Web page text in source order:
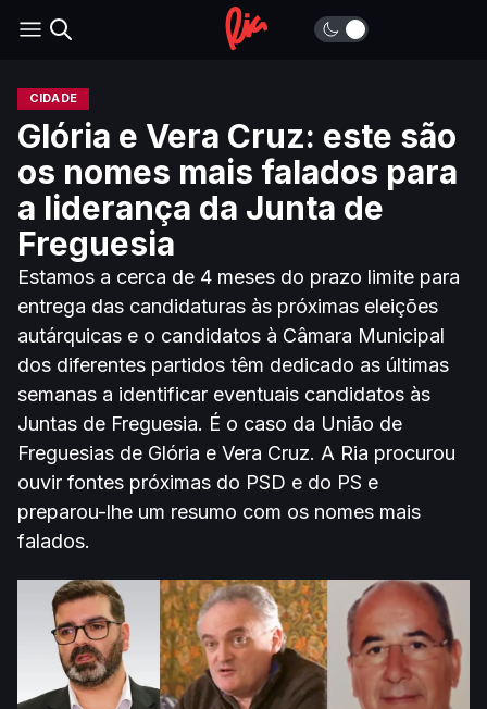
CIDADE
Glória e Vera Cruz: este são
os nomes mais falados para
a liderança da Junta de
Freguesia
Estamos a cerca de 4 meses do prazo limite para
entrega das candidaturas às próximas eleições
autárquicas e o candidatos à Câmara Municipal
dos diferentes partidos têm dedicado as últimas
semanas a identificar eventuais candidatos às
Juntas de Freguesia. É o caso da União de
Freguesias de Glória e Vera Cruz. A Ria procurou
ouvir fontes próximas do PSD e do PS e
preparou-lhe um resumo com os nomes mais
falados.